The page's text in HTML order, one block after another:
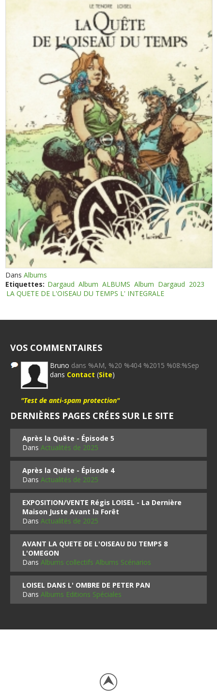
DansAlbums
Etiquettes: Dargaud Album ALBUMS Album Dargaud 2023
LA QUETE DE L'OISEAU DU TEMPS L' INTEGRALE
VOS COMMENTAIRES
Bruno dans %AM, %20 %404 %2015 %08:%Sep
dans Contact (Site)
"Test de anti-spam protection"
DERNIÈRES PAGES CRÉES SUR LE SITE
Après la Quête - Épisode 5
DansActualités de 2025
Après la Quête - Épisode 4
DansActualités de 2025
EXPOSITION/VENTE Régis LOISEL - La Dernière
Maison Juste Avant la Forêt
DansActualités de 2025
AVANT LA QUETE DE L'OISEAU DU TEMPS 8
L'OMEGON
DansAlbums collectifs Albums Scénarios
LOISEL DANS L' OMBRE DE PETER PAN
DansAlbums Editions Spéciales